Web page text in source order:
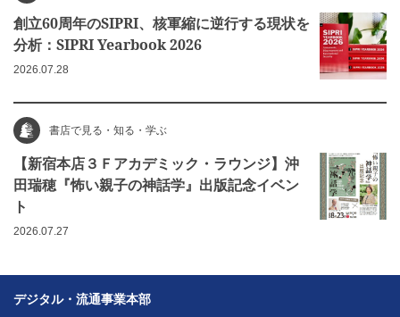
創立60周年のSIPRI、核軍縮に逆行する現状を
分析：SIPRI Yearbook 2026
2026.07.28
書店で見る・知る・学ぶ
【新宿本店３Ｆアカデミック・ラウンジ】沖
田瑞穂『怖い親子の神話学』出版記念イベン
ト
2026.07.27
デジタル・流通事業本部